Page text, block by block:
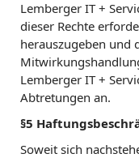
Lemberger IT +
dieser Rechte
herauszugeben und
Lemberger IT +
Abtretungen an.
§5
Soweit sich